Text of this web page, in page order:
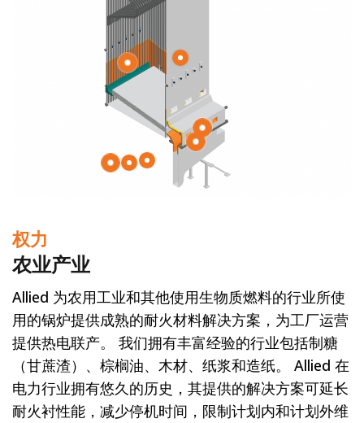
权力
农业产业
Allied 为农用工业和其他使用生物质燃料的行业所使
用的锅炉提供成熟的耐火材料解决方案，为工厂运营
提供热电联产。 我们拥有丰富经验的行业包括制糖
（甘蔗渣）、棕榈油、木材、纸浆和造纸。 Allied 在
电力行业拥有悠久的历史，其提供的解决方案可延长
耐火衬性能，减少停机时间，限制计划内和计划外维